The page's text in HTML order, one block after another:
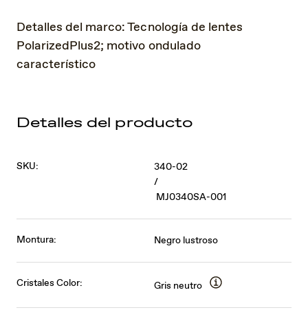
Detalles del marco: Tecnología de lentes
PolarizedPlus2; motivo ondulado
característico
Detalles del producto
SKU:
340-02
/
MJ0340SA-001
Montura: Negro lustroso
Cristales Color: Gris neutro